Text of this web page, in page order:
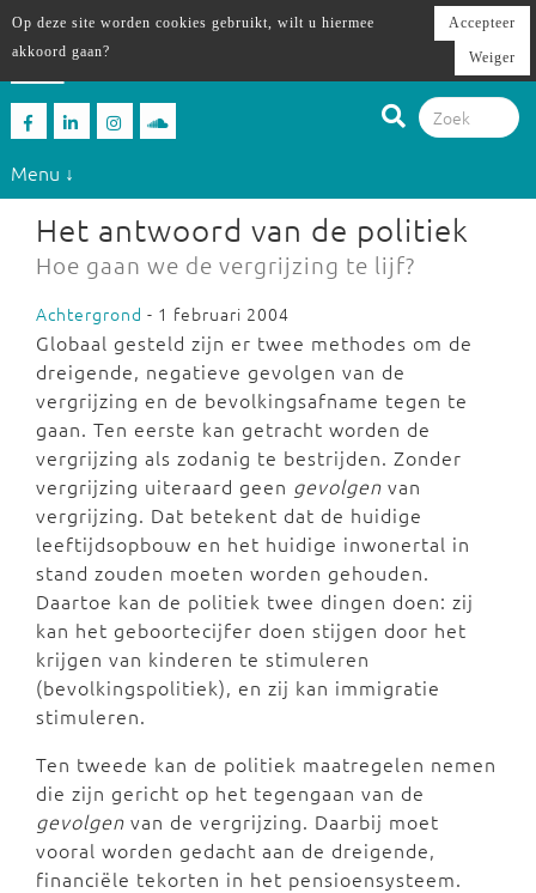
Menu ↓
Het antwoord van de politiek
Hoe gaan we de vergrijzing te lijf?
Achtergrond - 1 februari 2004
Globaal gesteld zijn er twee methodes om de
dreigende, negatieve gevolgen van de
vergrijzing en de bevolkingsafname tegen te
gaan. Ten eerste kan getracht worden de
vergrijzing als zodanig te bestrijden. Zonder
vergrijzing uiteraard geen gevolgen van
vergrijzing. Dat betekent dat de huidige
leeftijdsopbouw en het huidige inwonertal in
stand zouden moeten worden gehouden.
Daartoe kan de politiek twee dingen doen: zij
kan het geboortecijfer doen stijgen door het
krijgen van kinderen te stimuleren
(bevolkingspolitiek), en zij kan immigratie
stimuleren.
Ten tweede kan de politiek maatregelen nemen
die zijn gericht op het tegengaan van de
gevolgen van de vergrijzing. Daarbij moet
vooral worden gedacht aan de dreigende,
financiële tekorten in het pensioensysteem.
Op deze site worden cookies gebruikt, wilt u hiermee
akkoord gaan?
Accepteer
Weiger